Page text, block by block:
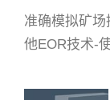
准确模拟矿
他EOR技术-